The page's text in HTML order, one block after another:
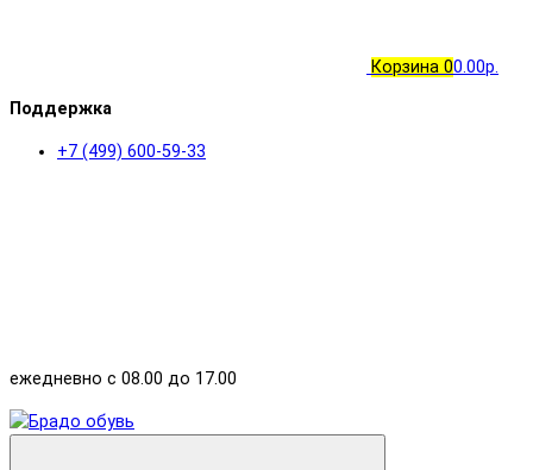
Корзина 00.00р.
Поддержка
+7 (499) 600-59-33
ежедневно с 08.00 до 17.00